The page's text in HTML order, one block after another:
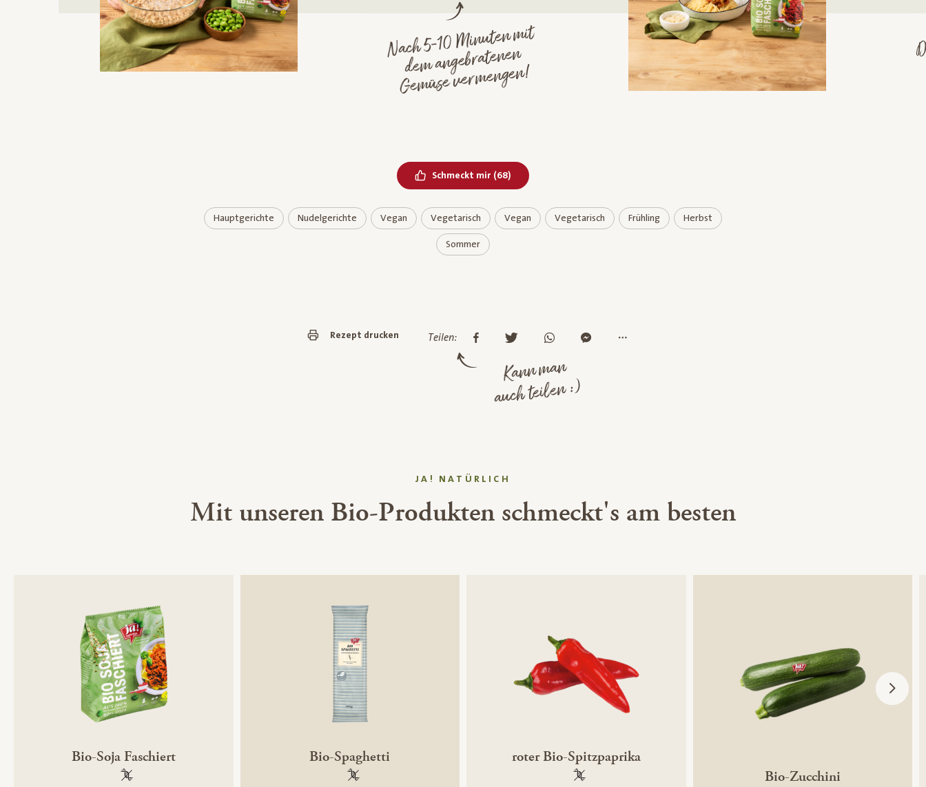
Nach 5-10
Minuten
mit
de
m angebratenen
Ge
müse ver
mengen!
Schmeckt mir Bereits geliked
(68)
Hauptgerichte Nudelgerichte Vegan Vegetarisch Vegan Vegetarisch Frühling Herbst
Sommer
Rezept drucken Teilen:
Kann man
auch teilen :)
JA! NATÜRLICH
Mit unseren Bio-Produkten schmeckt's am besten
Bio-Soja Faschiert
100 % gentechnikfrei
Bio-Spaghetti
100 % gentechnikfrei
roter Bio-Spitzpaprika
100 % gentechnikfrei Bio-Zucchini